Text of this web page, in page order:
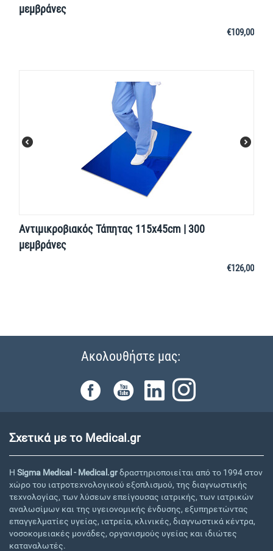
μεμβράνες
€109,00
Αντιμικροβιακός Τάπητας 115x45cm | 300
μεμβράνες
€126,00
Ακολουθήστε μας:
Σχετικά με το Medical.gr
Η Sigma Medical - Medical.grδραστηριοποιείται από το 1994 στον
χώρο του ιατροτεχνολογικού εξοπλισμού, της διαγνωστικής
τεχνολογίας, των λύσεων επείγουσας ιατρικής, των ιατρικών
αναλωσίμων και της υγειονομικής ένδυσης, εξυπηρετώντας
επαγγελματίες υγείας, ιατρεία, κλινικές, διαγνωστικά κέντρα,
νοσοκομειακές μονάδες, οργανισμούς υγείας και ιδιώτες
καταναλωτές.